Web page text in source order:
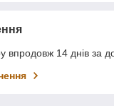
впродовж 14 днів за